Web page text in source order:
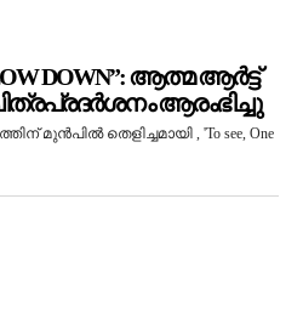
DOWN”: ആത്മ ആർട്ട്
ആരംഭിച്ചു
മുൻപിൽ തെളിച്ചമായി , 'To see, One